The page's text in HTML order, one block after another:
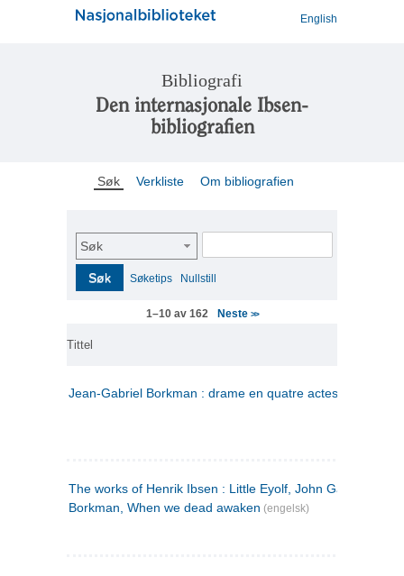
English
Bibliografi
Den internasjonale Ibsen-
bibliografien
Søk Verkliste Om bibliografien
Søk
Søk Søketips Nullstill
1–10 av 162 Neste >>
Tittel
Jean-Gabriel Borkman : drame en quatre actes
The works of Henrik Ibsen : Little Eyolf, John Gabriel
Borkman, When we dead awaken (engelsk)